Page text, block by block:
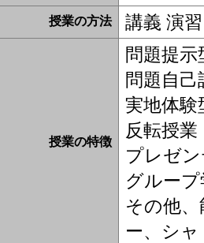
授業の方法 講義 演習
授業の特徴
問題提
問題自己
実地体験
反転授業
プレゼ
グルー
その他
ー、シ